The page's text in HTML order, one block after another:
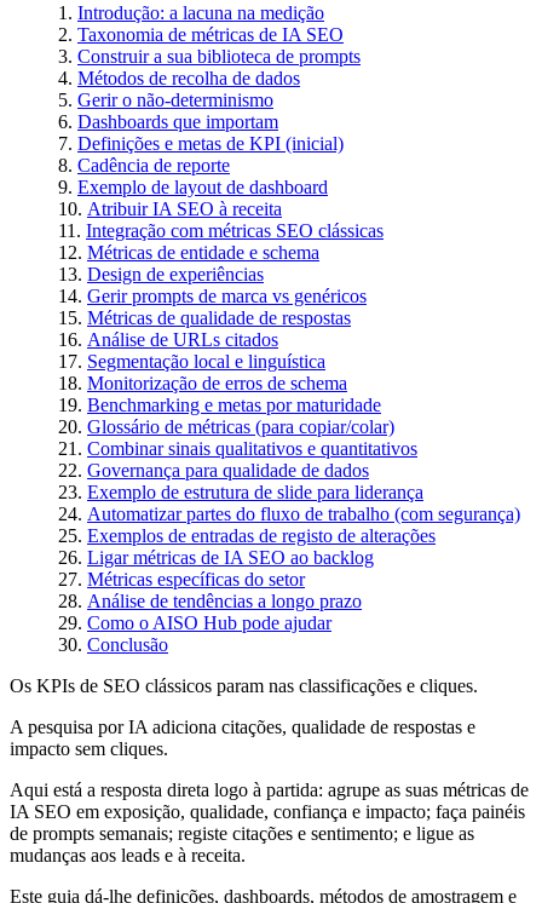
Introdução: a lacuna na medição
Taxonomia de métricas de IA SEO
Construir a sua biblioteca de prompts
Métodos de recolha de dados
Gerir o não-determinismo
Dashboards que importam
Definições e metas de KPI (inicial)
Cadência de reporte
Exemplo de layout de dashboard
Atribuir IA SEO à receita
Integração com métricas SEO clássicas
Métricas de entidade e schema
Design de experiências
Gerir prompts de marca vs genéricos
Métricas de qualidade de respostas
Análise de URLs citados
Segmentação local e linguística
Monitorização de erros de schema
Benchmarking e metas por maturidade
Glossário de métricas (para copiar/colar)
Combinar sinais qualitativos e quantitativos
Governança para qualidade de dados
Exemplo de estrutura de slide para liderança
Automatizar partes do fluxo de trabalho (com segurança)
Exemplos de entradas de registo de alterações
Ligar métricas de IA SEO ao backlog
Métricas específicas do setor
Análise de tendências a longo prazo
Como o AISO Hub pode ajudar
Conclusão
Os KPIs de SEO clássicos param nas classificações e cliques.
A pesquisa por IA adiciona citações, qualidade de respostas e
impacto sem cliques.
Aqui está a resposta direta logo à partida: agrupe as suas métricas de
IA SEO em exposição, qualidade, confiança e impacto; faça painéis
de prompts semanais; registe citações e sentimento; e ligue as
mudanças aos leads e à receita.
Este guia dá-lhe definições, dashboards, métodos de amostragem e